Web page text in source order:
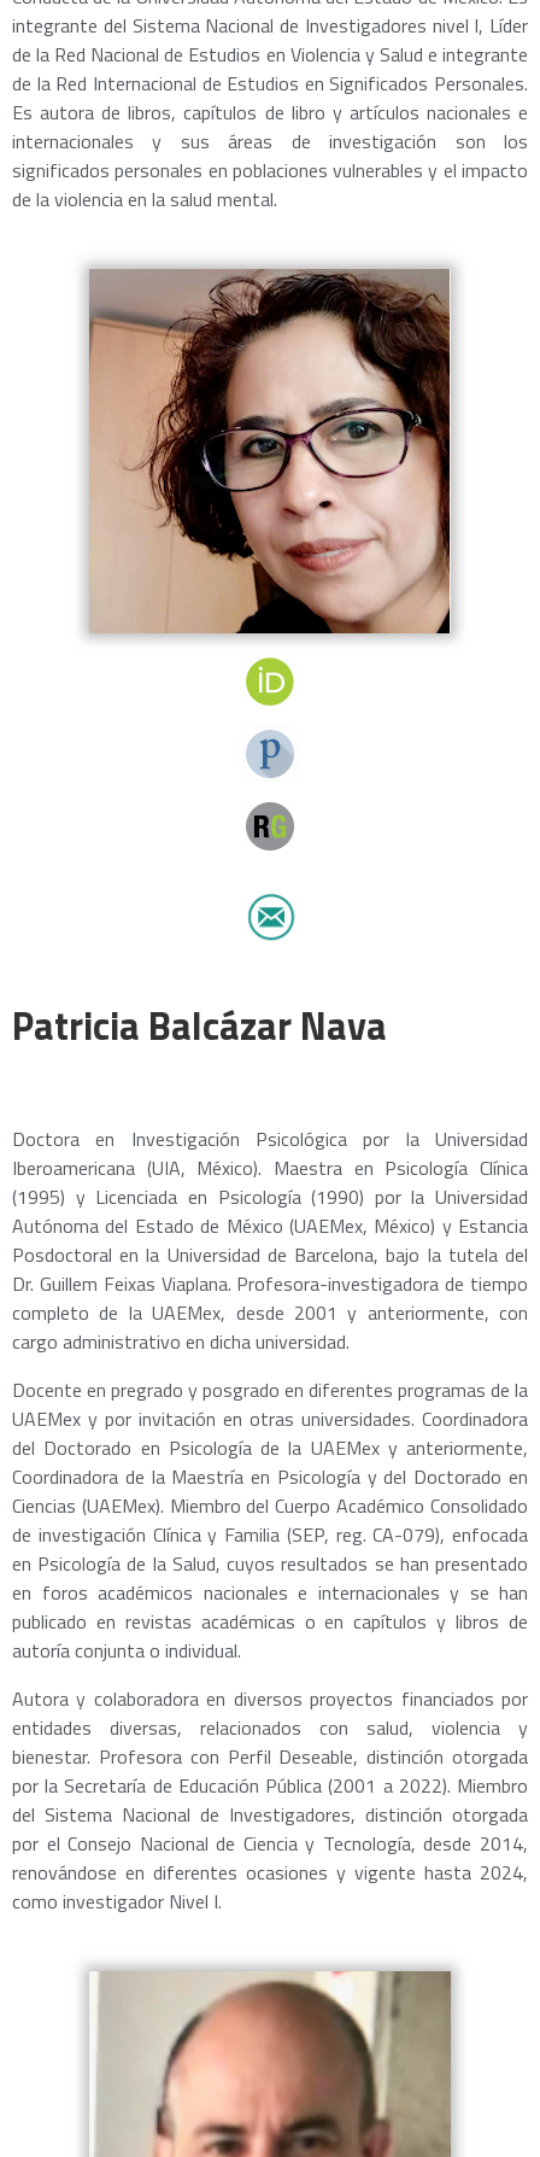
integrante del Sistema Nacional de Investigadores nivel I, Líder
de la Red Nacional de Estudios en Violencia y Salud e integrante
de la Red Internacional de Estudios en Significados Personales.
Es autora de libros, capítulos de libro y artículos nacionales e
internacionales y sus áreas de investigación son los
significados personales en poblaciones vulnerables y el impacto
de la violencia en la salud mental.
Patricia Balcázar Nava
Doctora en Investigación Psicológica por la Universidad
Iberoamericana (UIA, México). Maestra en Psicología Clínica
(1995) y Licenciada en Psicología (1990) por la Universidad
Autónoma del Estado de México (UAEMex, México) y Estancia
Posdoctoral en la Universidad de Barcelona, bajo la tutela del
Dr. Guillem Feixas Viaplana. Profesora-investigadora de tiempo
completo de la UAEMex, desde 2001 y anteriormente, con
cargo administrativo en dicha universidad.
Docente en pregrado y posgrado en diferentes programas de la
UAEMex y por invitación en otras universidades. Coordinadora
del Doctorado en Psicología de la UAEMex y anteriormente,
Coordinadora de la Maestría en Psicología y del Doctorado en
Ciencias (UAEMex). Miembro del Cuerpo Académico Consolidado
de investigación Clínica y Familia (SEP, reg. CA-079), enfocada
en Psicología de la Salud, cuyos resultados se han presentado
en foros académicos nacionales e internacionales y se han
publicado en revistas académicas o en capítulos y libros de
autoría conjunta o individual.
Autora y colaboradora en diversos proyectos financiados por
entidades diversas, relacionados con salud, violencia y
bienestar. Profesora con Perfil Deseable, distinción otorgada
por la Secretaría de Educación Pública (2001 a 2022). Miembro
del Sistema Nacional de Investigadores, distinción otorgada
por el Consejo Nacional de Ciencia y Tecnología, desde 2014,
renovándose en diferentes ocasiones y vigente hasta 2024,
como investigador Nivel I.